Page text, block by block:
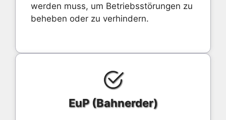
werden muss, um Betriebsstörungen zu
beheben oder zu verhindern.
EuP (Bahnerder)